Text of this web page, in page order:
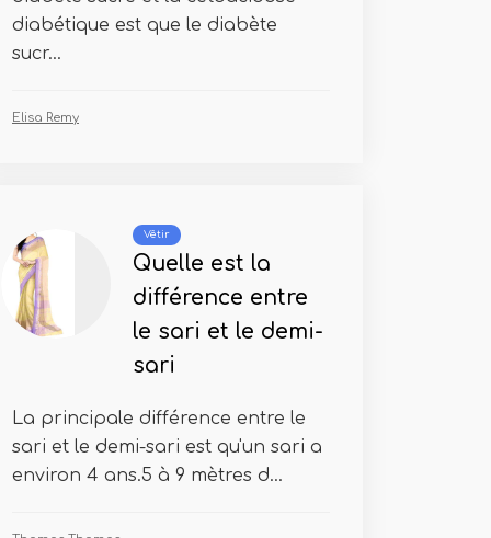
diabétique est que le diabète
sucr...
Elisa Remy
Vêtir
Quelle est la
différence entre
le sari et le demi-
sari
La principale différence entre le
sari et le demi-sari est qu'un sari a
environ 4 ans.5 à 9 mètres d...